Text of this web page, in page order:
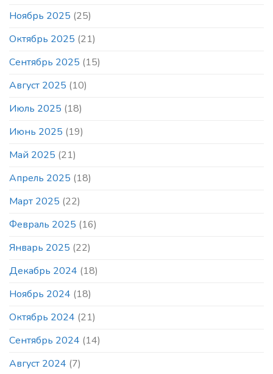
Ноябрь 2025 (25)
Октябрь 2025 (21)
Сентябрь 2025 (15)
Август 2025 (10)
Июль 2025 (18)
Июнь 2025 (19)
Май 2025 (21)
Апрель 2025 (18)
Март 2025 (22)
Февраль 2025 (16)
Январь 2025 (22)
Декабрь 2024 (18)
Ноябрь 2024 (18)
Октябрь 2024 (21)
Сентябрь 2024 (14)
Август 2024 (7)